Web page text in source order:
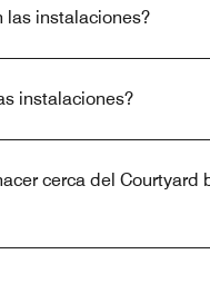
las instalaciones?
instalaciones?
cerca del Courtyard